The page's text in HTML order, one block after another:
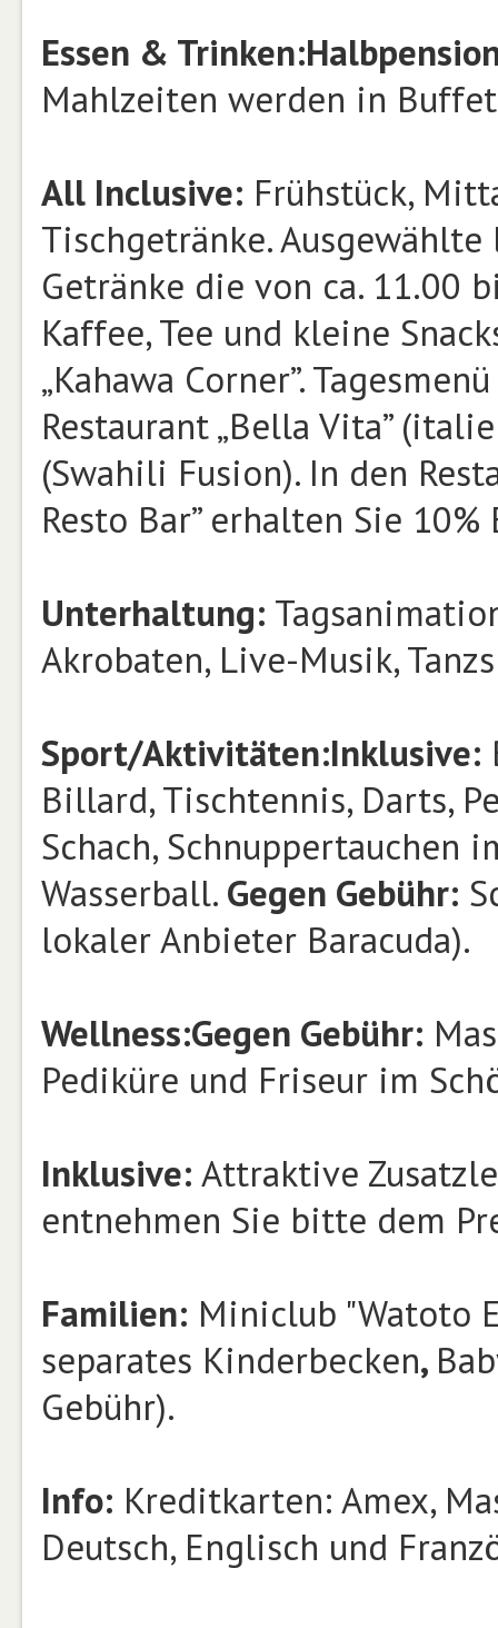
Essen & Trinken:
Mahlzeiten werden in
All Inclusive: Frühstück,
Tischgetränke.
Getränke die von ca. 11.00
Kaffee, Tee und kleine
„Kahawa Corner”.
Restaurant „Bella Vita”
(Swahili Fusion). In den
Resto Bar” erhalten Sie
Unterhaltung:
Akrobaten, Live-Musik,
Sport/Aktivitäten:Inklusive:
Billard, Tischtennis, Darts,
Schach, Schnuppertauchen
Wasserball. Gegen Gebühr:
lokaler Anbieter Baracuda).
Wellness:Gegen Gebühr:
Pediküre und Friseur im
Inklusive: Attraktive
entnehmen Sie bitte dem
Familien: Miniclub "Watoto
separates Kinderbecken,
Gebühr).
Info: Kreditkarten: Amex,
Deutsch, Englisch und